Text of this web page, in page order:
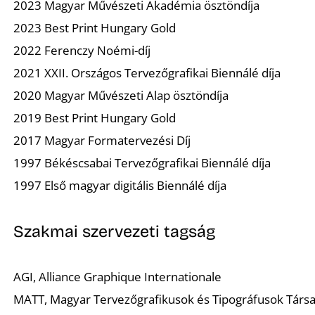
2023 Magyar Művészeti Akadémia ösztöndíja
2023 Best Print Hungary Gold
2022 Ferenczy Noémi-díj
2021 XXII. Országos Tervezőgrafikai Biennálé díja
2020 Magyar Művészeti Alap ösztöndíja
2019 Best Print Hungary Gold
2017 Magyar Formatervezési Díj
1997 Békéscsabai Tervezőgrafikai Biennálé díja
1997 Első magyar digitális Biennálé díja
Szakmai szervezeti tagság
AGI, Alliance Graphique Internationale
MATT, Magyar Tervezőgrafikusok és Tipográfusok